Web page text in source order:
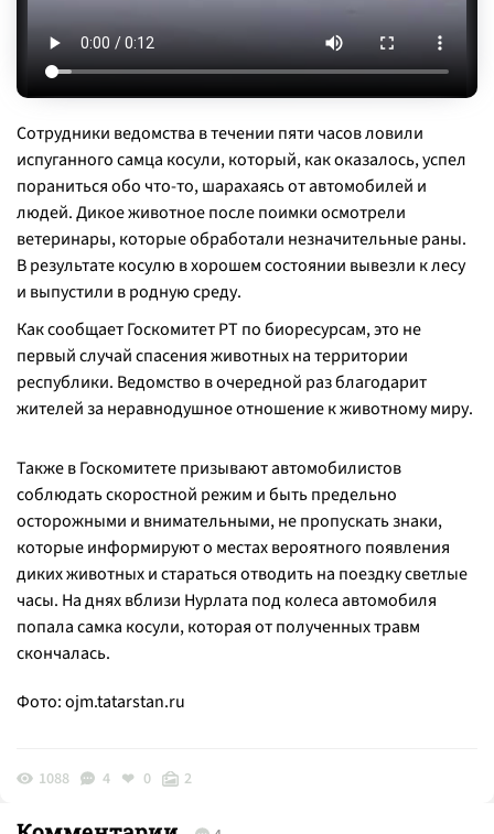
Сотрудники ведомства в течении пяти часов ловили
испуганного самца косули, который, как оказалось, успел
пораниться обо что-то, шарахаясь от автомобилей и
людей. Дикое животное после поимки осмотрели
ветеринары, которые обработали незначительные раны.
В результате косулю в хорошем состоянии вывезли к лесу
и выпустили в родную среду.
Как сообщает Госкомитет РТ по биоресурсам, это не
первый случай спасения животных на территории
республики. Ведомство в очередной раз благодарит
жителей за неравнодушное отношение к животному миру.
Также в Госкомитете призывают автомобилистов
соблюдать скоростной режим и быть предельно
осторожными и внимательными, не пропускать знаки,
которые информируют о местах вероятного появления
диких животных и стараться отводить на поездку светлые
часы. На днях вблизи Нурлата под колеса автомобиля
попала самка косули, которая от полученных травм
скончалась.
Фото:ojm.tatarstan.ru
1088 4 0 2